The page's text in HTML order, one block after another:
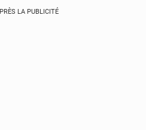
LA PUBLICITÉ